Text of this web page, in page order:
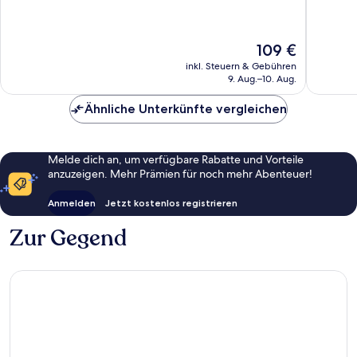
Der
Preis
beträgt
109 €
inkl. Steuern & Gebühren
9. Aug.–10. Aug.
Ähnliche Unterkünfte vergleichen
Melde dich an, um verfügbare Rabatte und Vorteile
anzuzeigen. Mehr Prämien für noch mehr Abenteuer!
Anmelden Jetzt kostenlos registrieren
Zur Gegend